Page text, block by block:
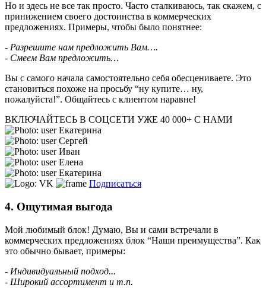
Но и здесь не все так просто. Часто сталкиваюсь, так скажем, с
принижением своего достоинства в коммерческих
предложениях. Примеры, чтобы было понятнее:
- Разрешите нам предложить Вам….
- Смеем Вам предложить…
Вы с самого начала самостоятельно себя обесцениваете. Это
становиться похоже на просьбу “ну купите… ну,
пожалуйста!”. Общайтесь с клиентом наравне!
ВКЛЮЧАЙТЕСЬ В СОЦСЕТИ УЖЕ 40 000+ С НАМИ
Екатерина
Сергей
Иван
Елена
Екатерина
Подписаться
4. Ощутимая выгода
Мой любимый блок! Думаю, Вы и сами встречали в
коммерческих предложениях блок “Наши преимущества”. Как
это обычно бывает, примеры:
- Индивидуальный подход...
- Широкий ассортимент и т.п.